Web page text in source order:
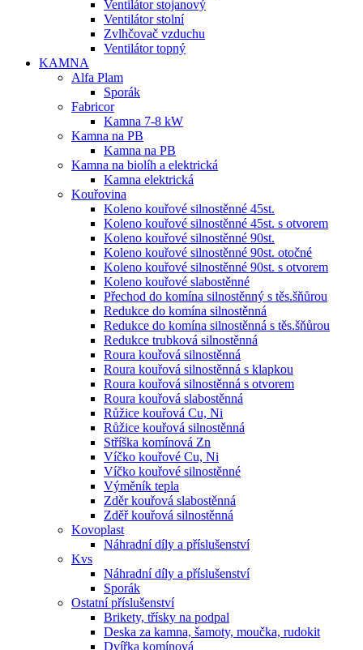
Ventilátor stojanový
Ventilátor stolní
Zvlhčovač vzduchu
Ventilátor topný
KAMNA
Alfa Plam
Sporák
Fabricor
Kamna 7-8 kW
Kamna na PB
Kamna na PB
Kamna na biolíh a elektrická
Kamna elektrická
Kouřovina
Koleno kouřové silnostěnné 45st.
Koleno kouřové silnostěnné 45st. s otvorem
Koleno kouřové silnostěnné 90st.
Koleno kouřové silnostěnné 90st. otočné
Koleno kouřové silnostěnné 90st. s otvorem
Koleno kouřové slabostěnné
Přechod do komína silnostěnný s těs.šňůrou
Redukce do komína silnostěnná
Redukce do komína silnostěnná s těs.šňůrou
Redukce trubková silnostěnná
Roura kouřová silnostěnná
Roura kouřová silnostěnná s klapkou
Roura kouřová silnostěnná s otvorem
Roura kouřová slabostěnná
Růžice kouřová Cu, Ni
Růžice kouřová silnostěnná
Stříška komínová Zn
Víčko kouřové Cu, Ni
Víčko kouřové silnostěnné
Výměník tepla
Zděr kouřová slabostěnná
Zděř kouřová silnostěnná
Kovoplast
Náhradní díly a příslušenství
Kvs
Náhradní díly a příslušenství
Sporák
Ostatní příslušenství
Brikety, třísky na podpal
Deska za kamna, šamoty, moučka, rudokit
Dvířka komínová